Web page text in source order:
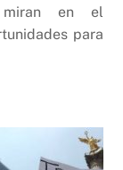
miran en el
para